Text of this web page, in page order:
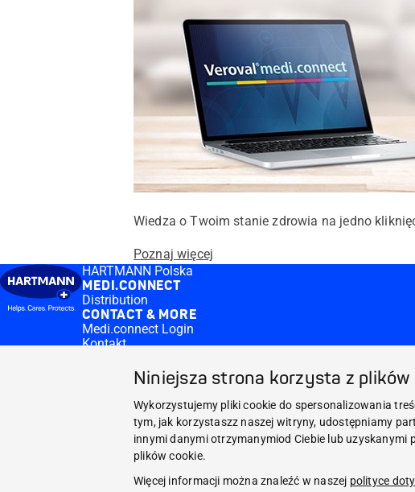
Niniejsza strona korzysta z plików
Wykorzystujemy pliki cookie do spersonalizowania
tym, jak korzystaszz naszej witryny, udostępniamy
innymi danymi otrzymanymiod Ciebie lub
plików cookie.
Więcej informacji można znaleźć w naszej polityce
Wiedza o Twoim stanie zdrowia na jedno
Poznaj więcej
HARTMANN Polska
MEDI.CONNECT
Distribution
CONTACT & MORE
Medi.connect Login
Kontakt
MEDI.CONNECT
CONTACT & MORE